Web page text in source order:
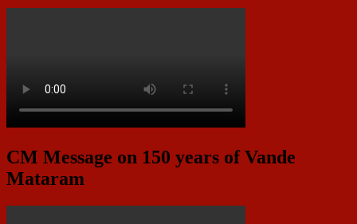
CM Message on 150 years of Vande
Mataram